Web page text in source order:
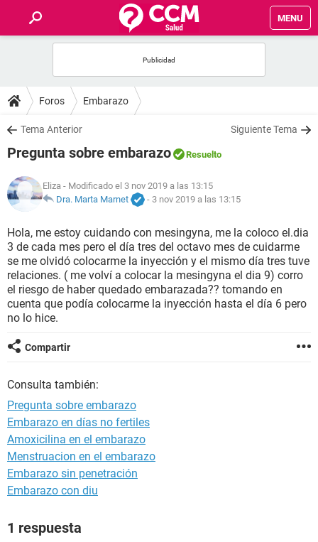
MENU
FOROS
SALUD
FAMILIA
NUTRICIÓN
BIENESTAR
SEXUALIDAD
GLOSARIO
Foros Embarazo
Tema Anterior Siguiente Tema
Pregunta sobre embarazo Resuelto
Eliza - Modificado el 3 nov 2019 a las 13:15
Dra. Marta Marnet
- 3 nov 2019 a las 13:15
Hola, me estoy cuidando con mesingyna, me la coloco el.dia
3 de cada mes pero el día tres del octavo mes de cuidarme
se me olvidó colocarme la inyección y el mismo día tres tuve
relaciones. ( me volví a colocar la mesingyna el dia 9) corro
el riesgo de haber quedado embarazada?? tomando en
cuenta que podía colocarme la inyección hasta el día 6 pero
no lo hice.
Compartir
Consulta también:
Pregunta sobre embarazo
Embarazo en días no fertiles
Amoxicilina en el embarazo
Menstruacion en el embarazo
Embarazo sin penetración
Embarazo con diu
1 respuesta